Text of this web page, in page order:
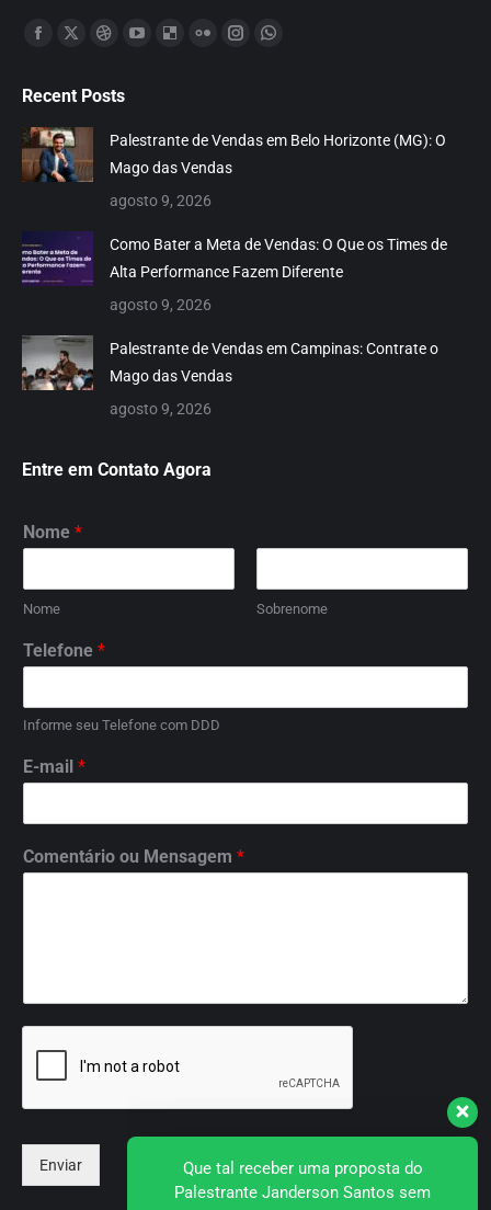
Encontre-nos em:
Facebook
opens
in
new
opens
in
new
Dribbble
opens
in
new
new
Delicious
new
Flickr
in
new
Instagram
in
Whatsapp
Recent Posts
Palestrante de Vendas em Belo Horizonte (MG): O
Mago das Vendas
agosto 9, 2026
Como Bater a Meta de Vendas: O Que os Times de
Alta Performance Fazem Diferente
agosto 9, 2026
Palestrante de Vendas em Campinas: Contrate o
Mago das Vendas
agosto 9, 2026
Entre em Contato Agora
Nome *
Nome Sobrenome
Telefone *
Informe seu Telefone com DDD
E-mail *
Comentário ou Mensagem *
Enviar
Palestrante Janderson Santos sem
compromissos?